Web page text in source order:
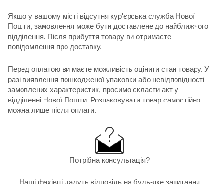
Якщо у вашому місті відсутня кур'єрська служба Нової
Пошти, замовлення може бути доставлене до найближчого
відділення. Після прибуття товару ви отримаєте
повідомлення про доставку.
Перед оплатою ви маєте можливість оцінити стан товару. У
разі виявлення пошкодженої упаковки або невідповідності
замовлених характеристик, просимо скласти акт у
відділенні Нової Пошти. Розпаковувати товар самостійно
можна лише після оплати.
Потрібна консультація?
Наші фахівці дадуть відповідь на будь-яке запитання